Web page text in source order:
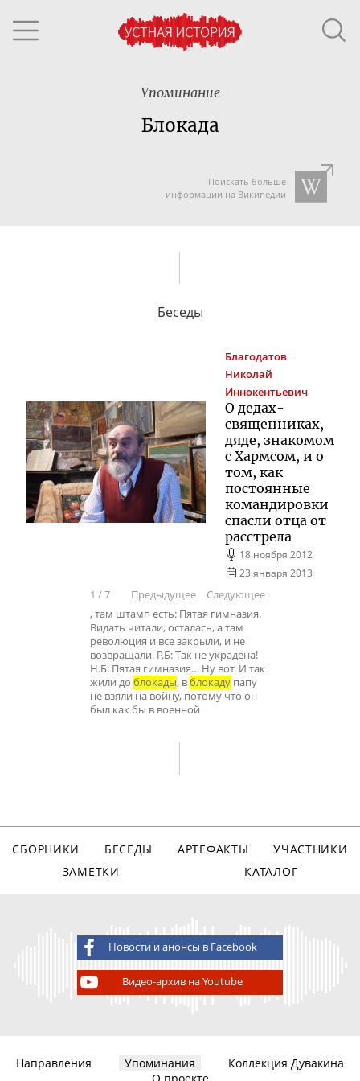
Упоминание
Блокада
Поискать больше
информации на Википедии
Беседы
Благодатов
Николай
Иннокентьевич
О дедах-
священниках,
дяде, знакомом
с Хармсом, и о
том, как
постоянные
командировки
спасли отца от
расстрела
18 ноября 2012
23 января 2013
1 /7 Предыдущее
Следующее
, там штамп есть: Пятая гимназия.
Видать читали, осталась, а там
революция и все закрыли, и не
возвращали. Р.Б: Так не украдена!
Н.Б: Пятая гимназия… Ну вот. И так
жили до блокады, вблокаду папу
не взяли на войну, потому что он
был как бы в военной
СБОРНИКИ БЕСЕДЫ АРТЕФАКТЫ
УЧАСТНИКИ
ЗАМЕТКИ
КАТАЛОГ
Новости и анонсы в Facebook
Видео-архив на Youtube
Направления Упоминания
Коллекция Дувакина
О проекте